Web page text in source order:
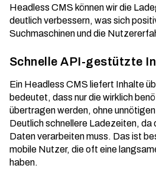
Headless CMS können wir die
deutlich verbessern, was sich
Suchmaschinen und die
Schnelle API-gestützte
Ein Headless CMS liefert Inhalte
bedeutet, dass nur die wirklich
übertragen werden, ohne
Deutlich schnellere Ladezeiten, da
Daten verarbeiten muss. Das ist
mobile Nutzer, die oft eine
haben.